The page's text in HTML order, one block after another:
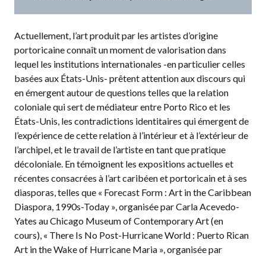
Actuellement, l’art produit par les artistes d’origine
portoricaine connaît un moment de valorisation dans
lequel les institutions internationales -en particulier celles
basées aux États-Unis- prêtent attention aux discours qui
en émergent autour de questions telles que la relation
coloniale qui sert de médiateur entre Porto Rico et les
États-Unis, les contradictions identitaires qui émergent de
l’expérience de cette relation à l’intérieur et à l’extérieur de
l’archipel, et le travail de l’artiste en tant que pratique
décoloniale. En témoignent les expositions actuelles et
récentes consacrées à l’art caribéen et portoricain et à ses
diasporas, telles que « Forecast Form : Art in the Caribbean
Diaspora, 1990s-Today », organisée par Carla Acevedo-
Yates au Chicago Museum of Contemporary Art (en
cours), « There Is No Post-Hurricane World : Puerto Rican
Art in the Wake of Hurricane Maria », organisée par